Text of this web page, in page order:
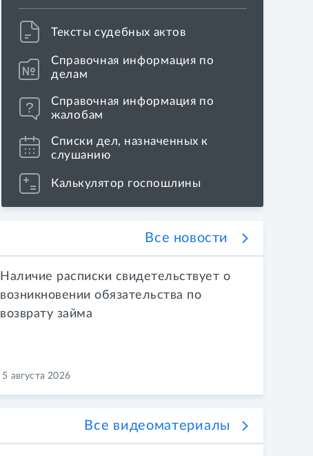
Тексты судебных актов
Справочная информация по
делам
Справочная информация по
жалобам
Списки дел, назначенных к
слушанию
Калькулятор госпошлины
Коллегия по гражданским делам
на нарушение которых указал Игорь Краснов
Все новости
Наличие расписки свидетельствует о
возникновении обязательства по
возврату займа
5 августа 2026
Все видеоматериалы